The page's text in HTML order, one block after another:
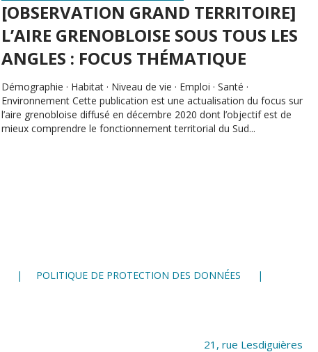
[OBSERVATION GRAND TERRITOIRE]
L’AIRE GRENOBLOISE SOUS TOUS LES
ANGLES : FOCUS THÉMATIQUE
Démographie · Habitat · Niveau de vie · Emploi · Santé ·
Environnement Cette publication est une actualisation du focus sur
l’aire grenobloise diffusé en décembre 2020 dont l’objectif est de
mieux comprendre le fonctionnement territorial du Sud...
POLITIQUE DE PROTECTION DES DONNÉES
21, rue Lesdiguières